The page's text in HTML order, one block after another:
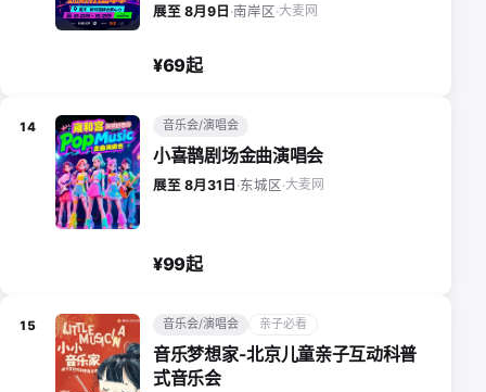
展至 8月9日 ·南岸区·大麦网
¥69起
14 音乐会/演唱会
小喜鹊剧场金曲演唱会
展至 8月31日 ·东城区·大麦网
¥99起
15 音乐会/演唱会 亲子必看
音乐梦想家-北京儿童亲子互动科普
式音乐会